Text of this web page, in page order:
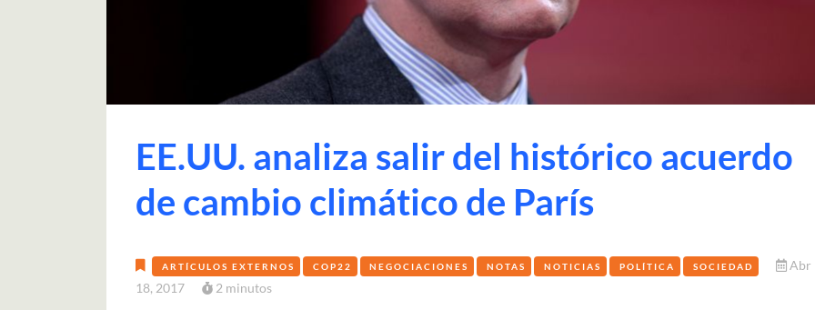
EE.UU. analiza salir del histórico acuerdo
de cambio climático de París
ARTÍCULOS EXTERNOS COP22 NEGOCIACIONES NOTAS NOTICIAS POLÍTICA SOCIEDAD
Abr
18, 2017
2 minutos